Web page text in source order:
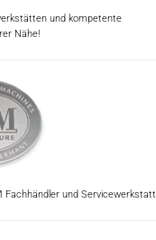
und kompetente
Nähe!
Fachhändler und Servicewerkstatt